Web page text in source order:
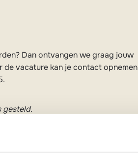
Dan ontvangen we graag jouw
vacature kan je contact opnemen
gesteld.